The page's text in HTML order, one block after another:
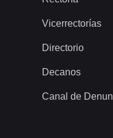
Vicerrectorías
Directorio
Decanos
Canal de